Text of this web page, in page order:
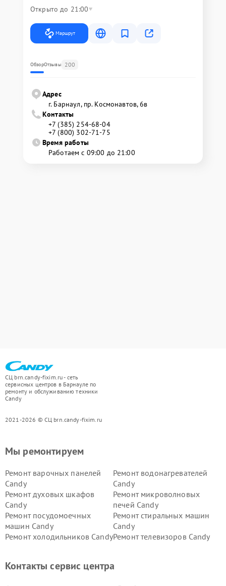
Открыто до 21:00
Маршрут
ОбзорОтзывы 200
Адрес
г. Барнаул, ​пр. Космонавтов, 6в
Контакты
+7 (385) 254-68-04
+7 (800) 302-71-75
Время работы
Работаем с 09:00 до 21:00
СЦ brn.candy-fixim.ru - сеть
сервисных центров в Барнауле по
ремонту и обслуживанию техники
Candy
2021-2026 © СЦ brn.candy-fixim.ru
Мы ремонтируем
Ремонт варочных панелей
Candy
Ремонт водонагревателей
Candy
Ремонт духовых шкафов
Candy
Ремонт микроволновых
печей Candy
Ремонт посудомоечных
машин Candy
Ремонт стиральных машин
Candy
Ремонт холодильников CandyРемонт телевизоров Candy
Контакты сервис центра